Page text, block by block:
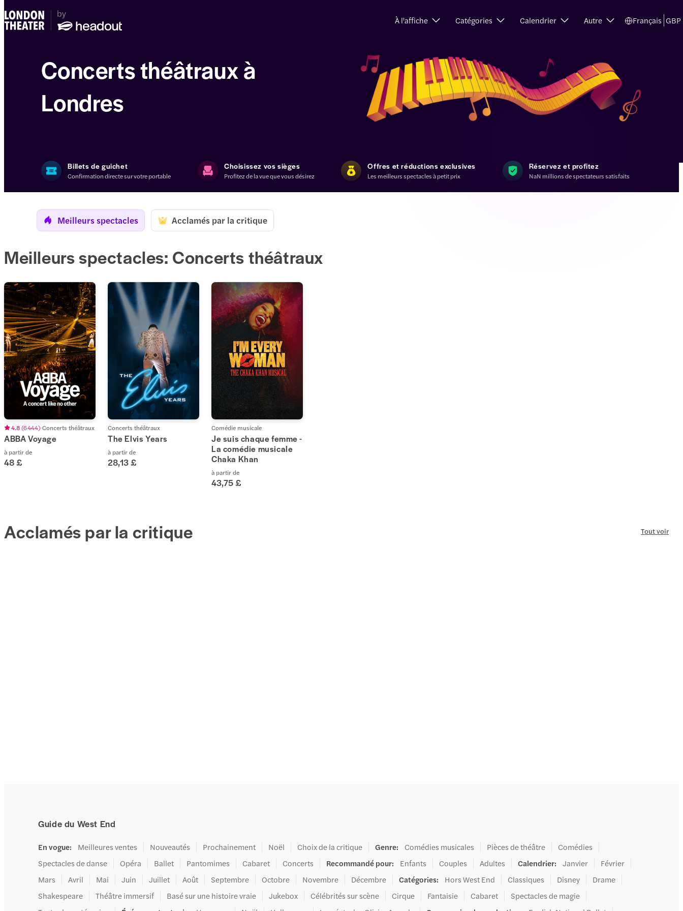
À l'affiche Catégories Calendrier Autre Français GBP
Concerts théâtraux à
Londres
Billets de guichet
Confirmation directe sur votre portable
Choisissez vos sièges
Profitez de la vue que vous désirez
Offres et réductions exclusives
Les meilleurs spectacles à petit prix
Réservez et profitez
NaN millions de spectateurs satisfaits
Meilleurs spectacles Acclamés par la critique
Meilleurs spectacles: Concerts théâtraux
4.8(6 444) Concerts théâtraux
ABBA Voyage
à partir de
48 £
Concerts théâtraux
The Elvis Years
à partir de
28,13 £
Comédie musicale
Je suis chaque femme -
La comédie musicale
Chaka Khan
à partir de
43,75 £
Acclamés par la critique Tout voir
Guide du West End
En vogue: Meilleures ventes Nouveautés Prochainement Noël Choix de la critique Genre: Comédies musicales Pièces de théâtre
Comédies
Spectacles de danse
Opéra Ballet Pantomimes Cabaret Concerts Recommandé pour: Enfants Couples Adultes Calendrier: Janvier
Février
Mars
Avril Mai Juin Juillet Août Septembre Octobre Novembre Décembre Catégories: Hors West End Classiques Disney
Drame
Shakespeare
Théâtre immersif Basé sur une histoire vraie Jukebox Célébrités sur scène Cirque Fantaisie Cabaret
Spectacles de magie